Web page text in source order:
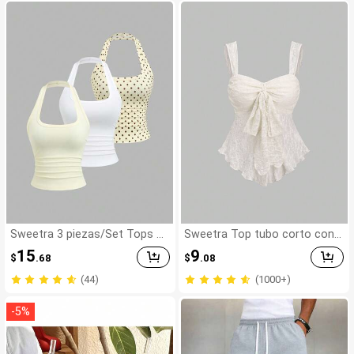
Sweetra 3 piezas/Set Tops de
tirantes halter para mujer, esti
lo francés de verano, lunares
& blanco, amarillo pálido, espal
da descubierta, cintura ceñida,
$15.68
(44)
-5%
Sweetra Top tubo corto con
estampado texturizado y lazo
$9.08
(1000+)